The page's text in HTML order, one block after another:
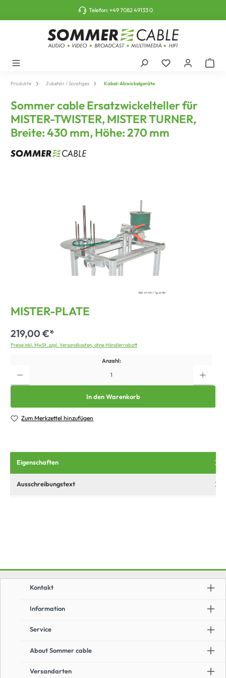
Telefon:+49 7082 49133 0
Produkte Zubehör / Sonstiges Kabel-Abwickelgeräte
Sommer cable Ersatzwickelteller für
MISTER-TWISTER, MISTER TURNER,
Breite: 430 mm, Höhe: 270 mm
MISTER-PLATE
219,00 €*
Preise inkl. MwSt. zzgl. Versandkosten, ohne Händlerrabatt
Anzahl:
In den Warenkorb
Zum Merkzettel hinzufügen
Eigenschaften
Ausschreibungstext
Information
Service
About Sommer cable
Versandarten
Kontakt